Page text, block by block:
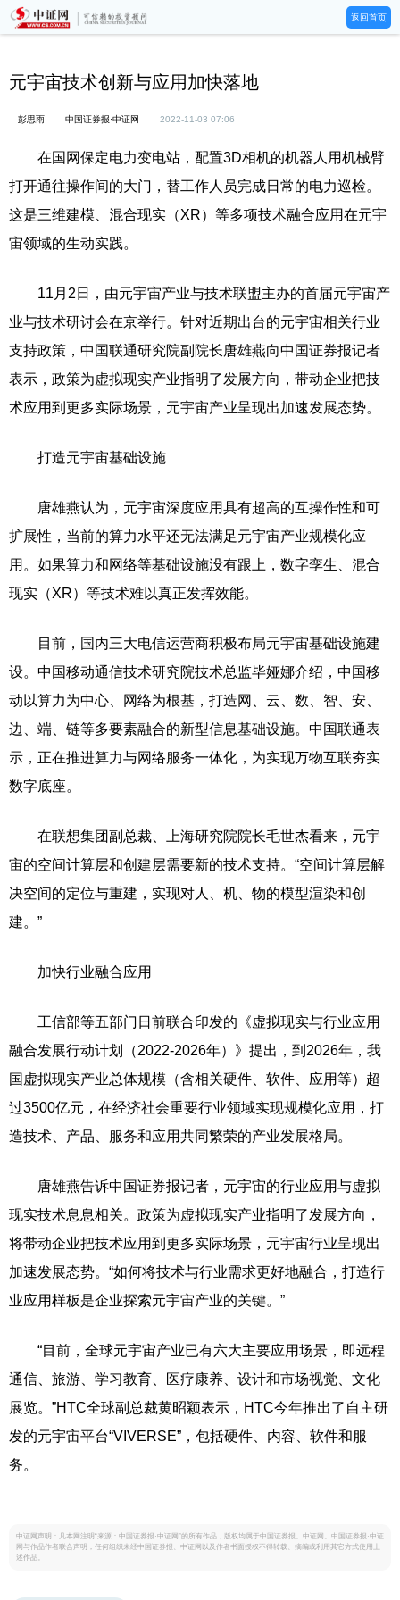
返回首页
元宇宙技术创新与应用加快落地
彭思雨 中国证券报·中证网 2022-11-03 07:06
在国网保定电力变电站，配置3D相机的机器人用机械臂
打开通往操作间的大门，替工作人员完成日常的电力巡检。
这是三维建模、混合现实（XR）等多项技术融合应用在元宇
宙领域的生动实践。
11月2日，由元宇宙产业与技术联盟主办的首届元宇宙产
业与技术研讨会在京举行。针对近期出台的元宇宙相关行业
支持政策，中国联通研究院副院长唐雄燕向中国证券报记者
表示，政策为虚拟现实产业指明了发展方向，带动企业把技
术应用到更多实际场景，元宇宙产业呈现出加速发展态势。
打造元宇宙基础设施
唐雄燕认为，元宇宙深度应用具有超高的互操作性和可
扩展性，当前的算力水平还无法满足元宇宙产业规模化应
用。如果算力和网络等基础设施没有跟上，数字孪生、混合
现实（XR）等技术难以真正发挥效能。
目前，国内三大电信运营商积极布局元宇宙基础设施建
设。中国移动通信技术研究院技术总监毕娅娜介绍，中国移
动以算力为中心、网络为根基，打造网、云、数、智、安、
边、端、链等多要素融合的新型信息基础设施。中国联通表
示，正在推进算力与网络服务一体化，为实现万物互联夯实
数字底座。
在联想集团副总裁、上海研究院院长毛世杰看来，元宇
宙的空间计算层和创建层需要新的技术支持。“空间计算层解
决空间的定位与重建，实现对人、机、物的模型渲染和创
建。”
加快行业融合应用
工信部等五部门日前联合印发的《虚拟现实与行业应用
融合发展行动计划（2022-2026年）》提出，到2026年，我
国虚拟现实产业总体规模（含相关硬件、软件、应用等）超
过3500亿元，在经济社会重要行业领域实现规模化应用，打
造技术、产品、服务和应用共同繁荣的产业发展格局。
唐雄燕告诉中国证券报记者，元宇宙的行业应用与虚拟
现实技术息息相关。政策为虚拟现实产业指明了发展方向，
将带动企业把技术应用到更多实际场景，元宇宙行业呈现出
加速发展态势。“如何将技术与行业需求更好地融合，打造行
业应用样板是企业探索元宇宙产业的关键。”
“目前，全球元宇宙产业已有六大主要应用场景，即远程
通信、旅游、学习教育、医疗康养、设计和市场视觉、文化
展览。”HTC全球副总裁黄昭颖表示，HTC今年推出了自主研
发的元宇宙平台“VIVERSE”，包括硬件、内容、软件和服
务。
中证网声明：凡本网注明“来源：中国证券报·中证网”的所有作品，版权均属于中国证券报、中证网。中国证券报·中证
网与作品作者联合声明，任何组织未经中国证券报、中证网以及作者书面授权不得转载、摘编或利用其它方式使用上
述作品。